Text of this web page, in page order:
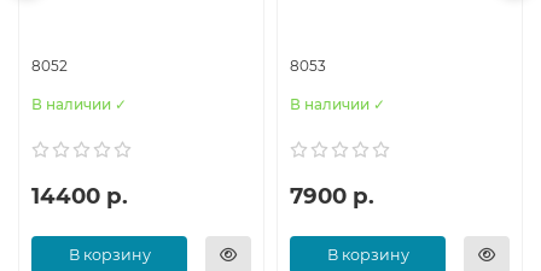
8052
В наличии ✓
14400 р.
В корзину
8053
В наличии ✓
7900 р.
В корзину